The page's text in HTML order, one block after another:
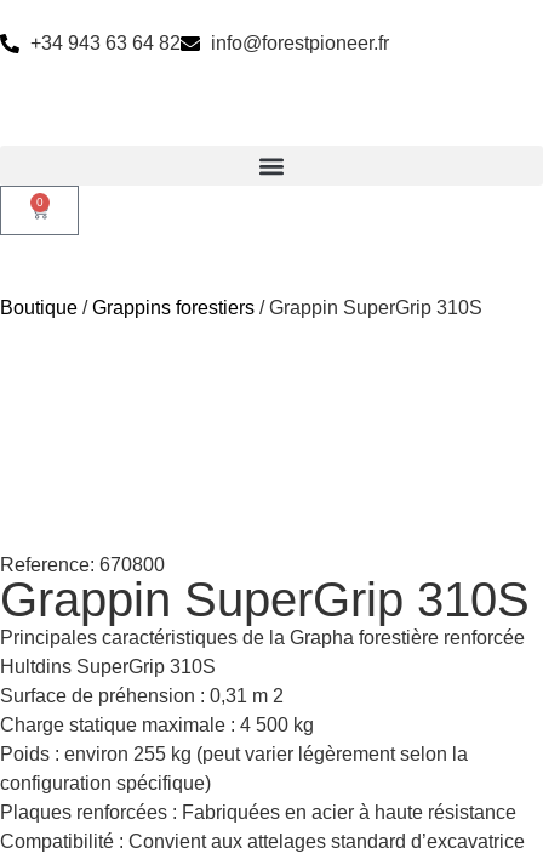
+34 943 63 64 82 info@forestpioneer.fr
0
Boutique /Grappins forestiers / Grappin SuperGrip 310S
Reference: 670800
Grappin SuperGrip 310S
Principales caractéristiques de la Grapha forestière renforcée
Hultdins SuperGrip 310S
Surface de préhension : 0,31 m 2
Charge statique maximale : 4 500 kg
Poids : environ 255 kg (peut varier légèrement selon la
configuration spécifique)
Plaques renforcées : Fabriquées en acier à haute résistance
Compatibilité : Convient aux attelages standard d’excavatrice